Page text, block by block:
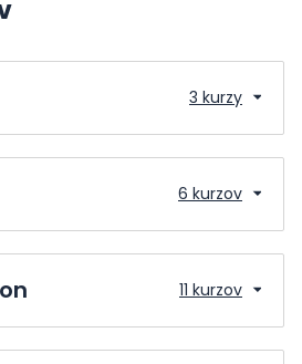
3 kurzy
6 kurzov
11 kurzov